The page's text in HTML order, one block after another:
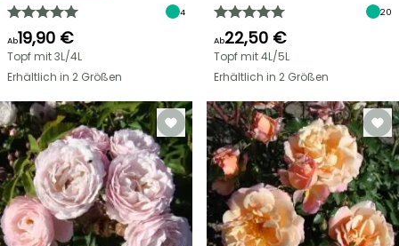
4
Ab19,90 €
Topf mit 3L/4L
Erhältlich in 2 Größen
20
Ab22,50 €
Topf mit 4L/5L
Erhältlich in 2 Größen